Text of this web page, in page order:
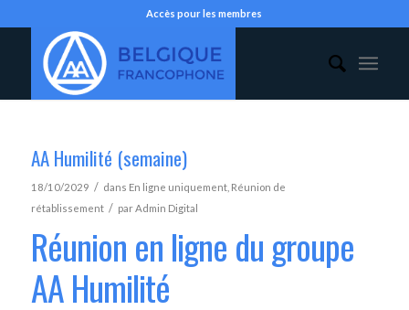
Accès pour les membres
AA Humilité (semaine)
18/10/2029 / dans En ligne uniquement, Réunion de
rétablissement / parAdmin Digital
Réunion en ligne du groupe
AA Humilité